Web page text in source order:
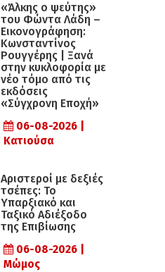
«Άλκης ο ψεύτης»
του Φώντα Λάδη –
Εικονογράφηση:
Κωνσταντίνος
Ρουγγέρης | Ξανά
στην κυκλοφορία με
νέο τόμο από τις
εκδόσεις
«Σύγχρονη Εποχή»
06-08-2026 |
Κατιούσα
Αριστεροί με δεξιές
τσέπες: Το
Υπαρξιακό και
Ταξικό Αδιέξοδο
της Επιβίωσης
06-08-2026 |
Μώμος